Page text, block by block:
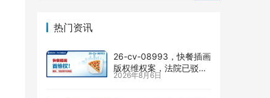
热门资讯
26-cv-08993，快餐插画
版权维权案，法院已驳回
批量合并，剩余商家不要
2026年8月6日